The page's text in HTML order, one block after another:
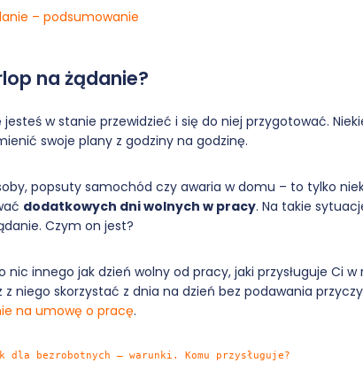
– podsumowanie
na żądanie?
jesteś w stanie przewidzieć i się do niej przygotować.
swoje plany z godziny na godzinę.
popsuty samochód czy awaria w domu – to tylko
dodatkowych dni wolnych w pracy. Na takie
Czym on jest?
nic innego jak dzień wolny od pracy, jaki przysługuje Ci
z niego skorzystać z dnia na dzień bez podawania
na umowę o pracę.
dla bezrobotnych – warunki. Komu przysługuje?